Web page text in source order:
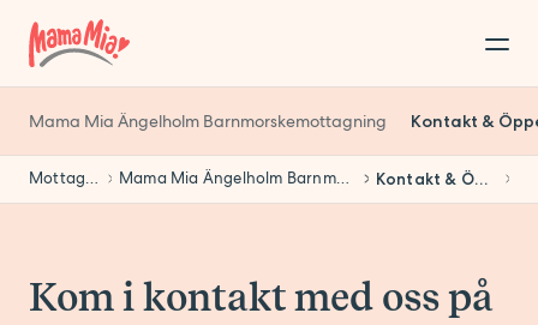
Mama Mia Ängelholm Barnmorskemottagning Kontakt &
Mottagningar Mama Mia Ängelholm Barnmorskemottagning Kontakt & Öppettider
Kom i kontakt med oss på